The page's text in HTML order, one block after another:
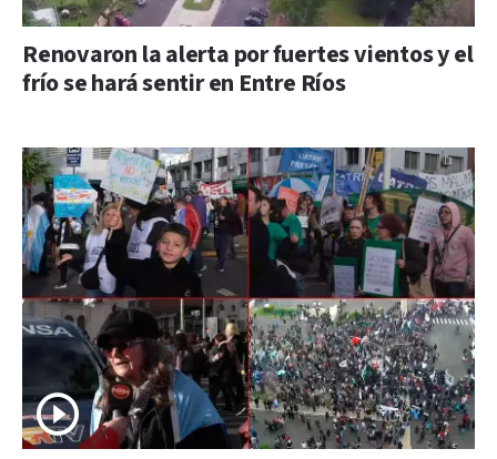
Renovaron la alerta por fuertes vientos y el
frío se hará sentir en Entre Ríos